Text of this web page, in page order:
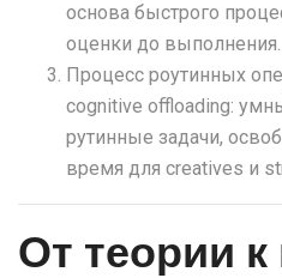
основа быстрого
оценки до выполнения.
Процесс роутинных
cognitive offloading:
рутинные задачи,
время для creatives и
От теории к